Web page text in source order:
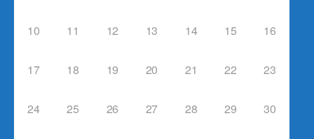
10 11 12 13 14 15 16
17 18 19 20 21 22 23
24 25 26 27 28 29 30